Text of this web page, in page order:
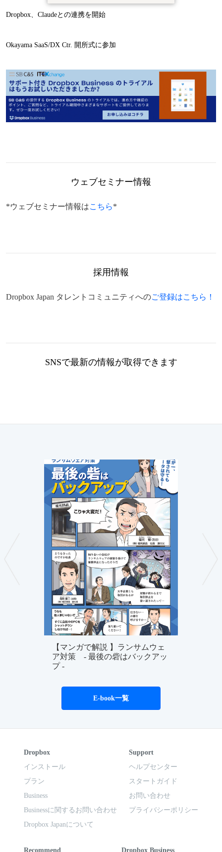
Dropbox、Claudeとの連携を開始
Okayama SaaS/DX Ctr. 開所式に参加
ウェブセミナー情報
*ウェブセミナー情報はこちら*
採用情報
Dropbox Japan タレントコミュニティへのご登録はこちら！
SNSで最新の情報が取得できます
【マンガで解説 】ランサムウェ
ア対策 - 最後の砦はバックアッ
プ -
E-book一覧
Dropbox
インストール
プラン
Business
Businessに関するお問い合わせ
Dropbox Japanについて
Support
ヘルプセンター
スタートガイド
お問い合わせ
プライバシーポリシー
Recommend Dropbox Business